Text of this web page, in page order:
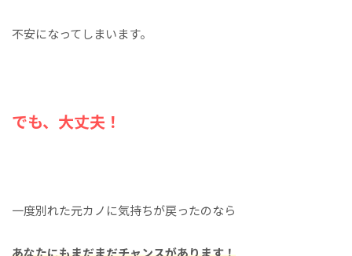
不安になってしまいます。
でも、大丈夫！
一度別れた元カノに気持ちが戻ったのなら
あなたにもまだまだチャンスがあります！